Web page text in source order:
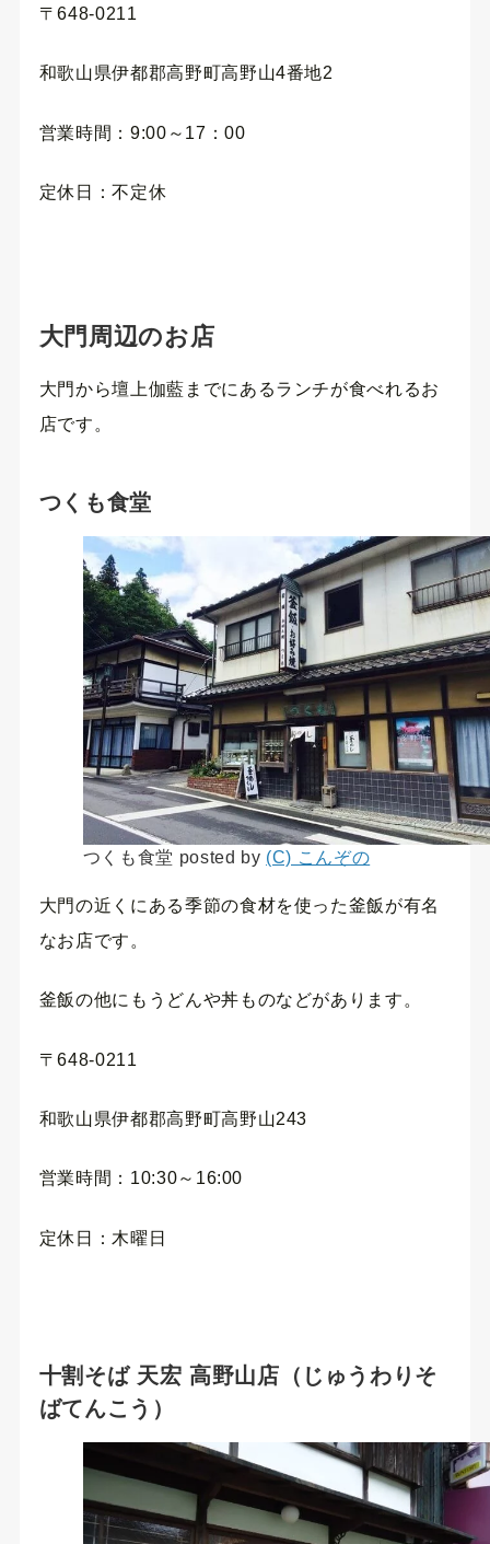
〒648-0211
和歌山県伊都郡高野町高野山4番地2
営業時間：9:00～17：00
定休日：不定休
大門周辺のお店
大門から壇上伽藍までにあるランチが食べれるお
店です。
つくも食堂
つくも食堂 posted by (C) こんぞの
大門の近くにある季節の食材を使った釜飯が有名
なお店です。
釜飯の他にもうどんや丼ものなどがあります。
〒648-0211
和歌山県伊都郡高野町高野山243
営業時間：10:30～16:00
定休日：木曜日
十割そば 天宏 高野山店（じゅうわりそ
ばてんこう）